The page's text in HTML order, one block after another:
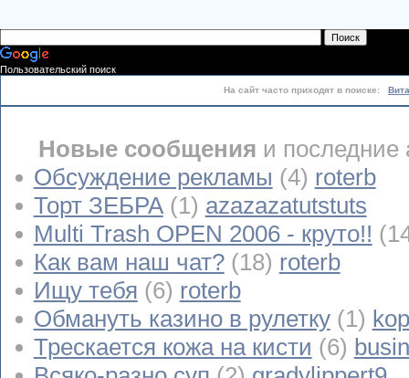
Пользовательский поиск
На сайт часто приходят в поиске:
Новые сообщения и последние
Обсуждение рекламы (4) roterb
Торт ЗЕБРА (1) azazazatutstuts
Multi Trash OPEN 2006 - круто!!
Как вам наш чат? (18) roterb
Ищу тебя (6) roterb
Обмануть казино в рулетку (1)
Трескается кожа на кисти (6)